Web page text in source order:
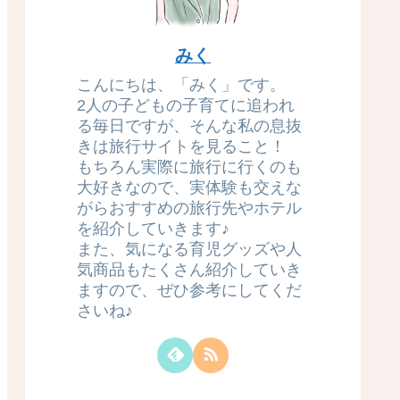
みく
こんにちは、「みく」です。
2人の子どもの子育てに追われ
る毎日ですが、そんな私の息抜
きは旅行サイトを見ること！
もちろん実際に旅行に行くのも
大好きなので、実体験も交えな
がらおすすめの旅行先やホテル
を紹介していきます♪
また、気になる育児グッズや人
気商品もたくさん紹介していき
ますので、ぜひ参考にしてくだ
さいね♪